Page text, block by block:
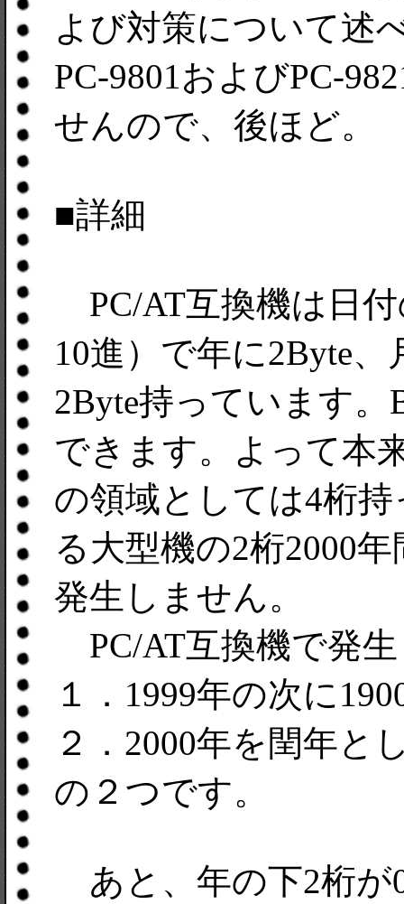
よび対策について述
PC-9801およびPC-
せんので、後ほど。
■詳細
PC/AT互換機は日
10進）で年に2Byte、
2Byte持っています。
できます。よって本
の領域としては4桁
る大型機の2桁2000
発生しません。
PC/AT互換機で発
１．1999年の次に
２．2000年を閏年と
の２つです。
あと、年の下2桁が